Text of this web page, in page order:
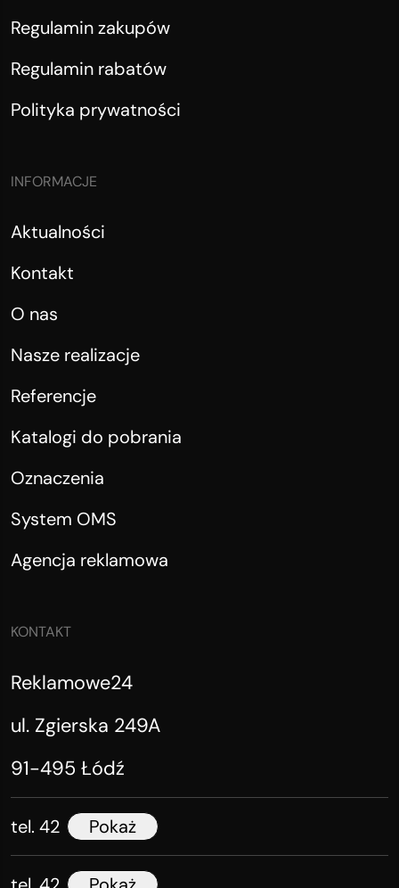
Regulamin zakupów
Regulamin rabatów
Polityka prywatności
INFORMACJE
Aktualności
Kontakt
O nas
Nasze realizacje
Referencje
Katalogi do pobrania
Oznaczenia
System OMS
Agencja reklamowa
KONTAKT
Reklamowe24
ul. Zgierska 249A
91-495 Łódź
tel. 42 Pokaż